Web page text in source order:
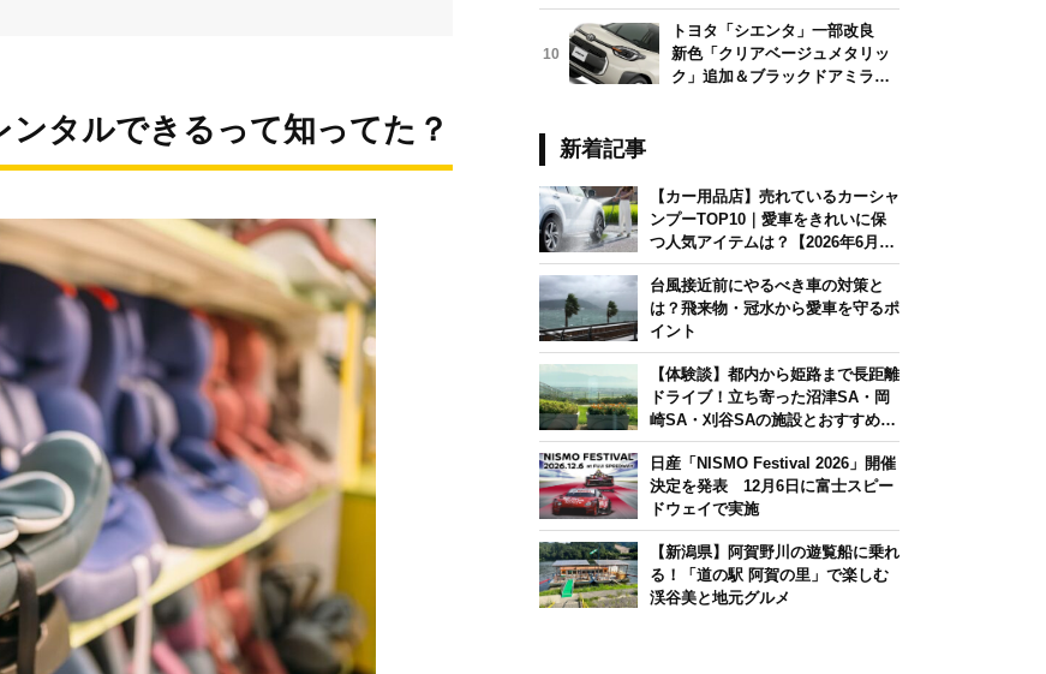
タルできるって知ってた？
ルは？【2026年6月版】
10
トヨタ「シエンタ」一部改良
新色「クリアベージュメタリッ
ク」追加＆ブラックドアミラー
新着記事
【カー用品店】売れているカーシャ
ンプーTOP10｜愛車をきれいに保
つ人気アイテムは？【2026年6月
版】
台風接近前にやるべき車の対策と
は？飛来物・冠水から愛車を守るポ
イント
【体験談】都内から姫路まで長距離
ドライブ！立ち寄った沼津SA・岡
崎SA・刈谷SAの施設とおすすめグ
ルメを紹介
日産「NISMO Festival 2026」開催
決定を発表 12月6日に富士スピー
ドウェイで実施
【新潟県】阿賀野川の遊覧船に乗れ
る！「道の駅 阿賀の里」で楽しむ
渓谷美と地元グルメ